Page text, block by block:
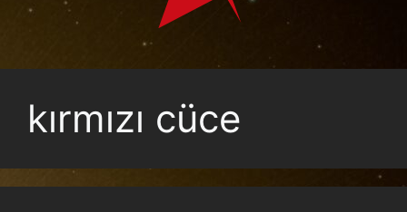
kırmızı cüce